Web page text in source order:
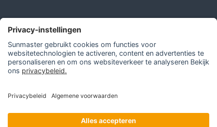
Sunmaster Nederland B.V.
Patroonstraat 9
2026Sunmaster Nederland BV